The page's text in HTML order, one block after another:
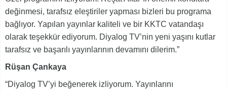
değinmesi, tarafsız eleştiriler yapması bizleri bu programa
bağlıyor. Yapılan yayınlar kaliteli ve bir KKTC vatandaşı
olarak teşekkür ediyorum. Diyalog TV’nin yeni yaşını kutlar
tarafsız ve başarılı yayınlarının devamını dilerim.”
Rüşan Çankaya
“Diyalog TV’yi beğenerek izliyorum. Yayınlarını